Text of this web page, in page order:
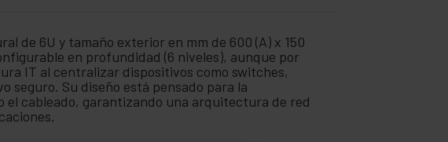
de 6U y tamaño exterior en mm de 600 (A) x 150
en profundidad (6 niveles), aunque por
IT al centralizar dispositivos como switches,
seguro. Su diseño está pensado para la
el cableado, garantizando una arquitectura de red